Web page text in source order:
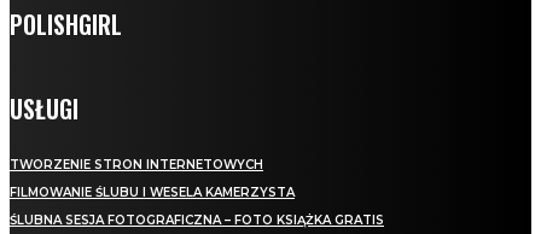
POLISHGIRL
USŁUGI
TWORZENIE STRON INTERNETOWYCH
FILMOWANIE ŚLUBU I WESELA KAMERZYSTA
ŚLUBNA SESJA FOTOGRAFICZNA – FOTO KSIĄŻKA GRATIS